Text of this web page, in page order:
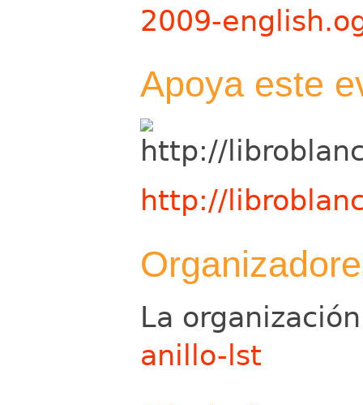
2009-
Apoya este
http://
La
anillo-lst